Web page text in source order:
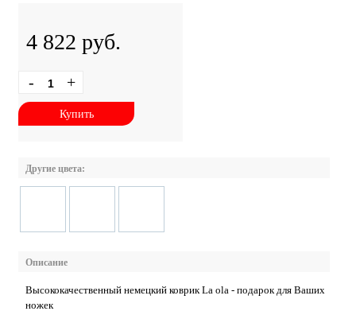
4 822 руб.
- +
Купить
Другие цвета:
Описание
Высококачественный немецкий коврик La ola - подарок для Ваших
ножек